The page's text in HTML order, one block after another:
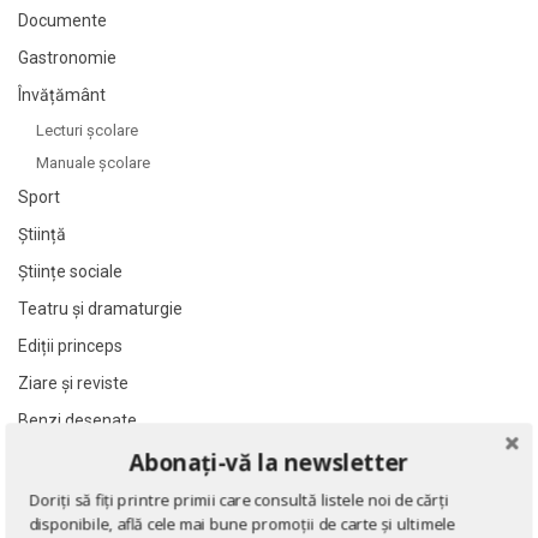
Al James
Al. Alexianu
Al. Caprariu
Al. Dumitrescu
Al. Philippide
Al. Piru
Alain Besancon
Alain Bombard
Alain Manevy
Alan Butler
Alan Dean Foster
Al James
Al. Alexianu
Al. Caprariu
Al. Dumitrescu
Al. Philippide
Al. Piru
Alain Besancon
Alain Bombard
Alain Manevy
Alan Butler
Alan Dean Foster
Documente
Gastronomie
Învățământ
Lecturi şcolare
Manuale şcolare
Sport
Știință
Științe sociale
Teatru și dramaturgie
Ediții princeps
Ziare şi reviste
Benzi desenate
Cărți poștale și ilustrate
Cărți în limba engleză
Cărți în limba franceză
Abonați-vă la newsletter
Doriți să fiți printre primii care consultă listele noi de cărți
disponibile, află cele mai bune promoții de carte și ultimele